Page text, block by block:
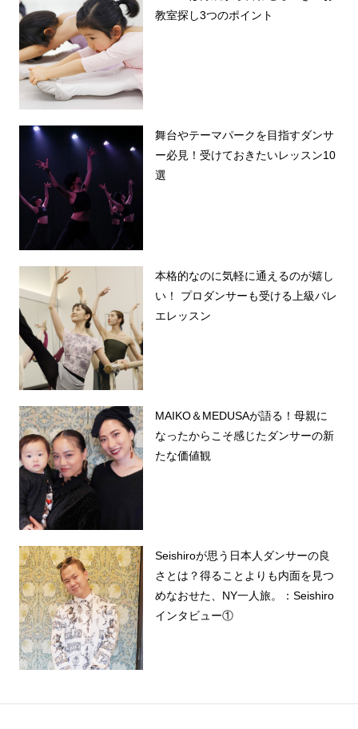
教室探し3つのポイント
舞台やテーマパークを目指すダンサ
ー必見！受けておきたいレッスン10
選
本格的なのに気軽に通えるのが嬉し
い！ プロダンサーも受ける上級バレ
エレッスン
MAIKO＆MEDUSAが語る！母親に
なったからこそ感じたダンサーの新
たな価値観
Seishiroが思う日本人ダンサーの良
さとは？得ることよりも内面を見つ
めなおせた、NY一人旅。：Seishiro
インタビュー①